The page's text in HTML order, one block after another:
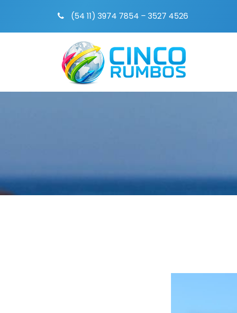
(54 11) 3974 7854 – 3527 4526